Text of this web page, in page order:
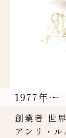
アンリ自身が
わいの
も賞賛され、
人は現れていま
世界唯一のキ
の創業者に与
1977年～
創業者 世
アンリ・ル